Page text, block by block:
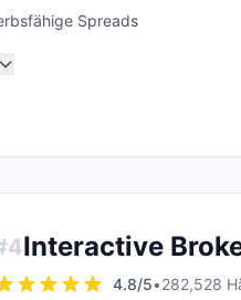
Spreads
4Interactive
4.8/5•282,528